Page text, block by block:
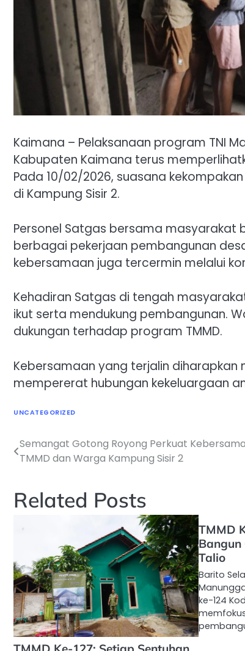
Kaimana – Pelaksanaan program TNI
Kabupaten Kaimana terus
Pada 10/02/2026, suasana
di Kampung Sisir 2.
Personel Satgas bersama
berbagai pekerjaan pembangunan
kebersamaan juga tercermin melalui
Kehadiran Satgas di tengah
ikut serta mendukung pembangunan.
dukungan terhadap program TMMD.
Kebersamaan yang terjalin
mempererat hubungan kekeluargaan
UNCATEGORIZED
Navigasi
Semangat Gotong Royong Perkuat
TMMD dan Warga Kampung Sisir 2
Related Posts
TMMD
Bangun
Talio
Barito
ke-124